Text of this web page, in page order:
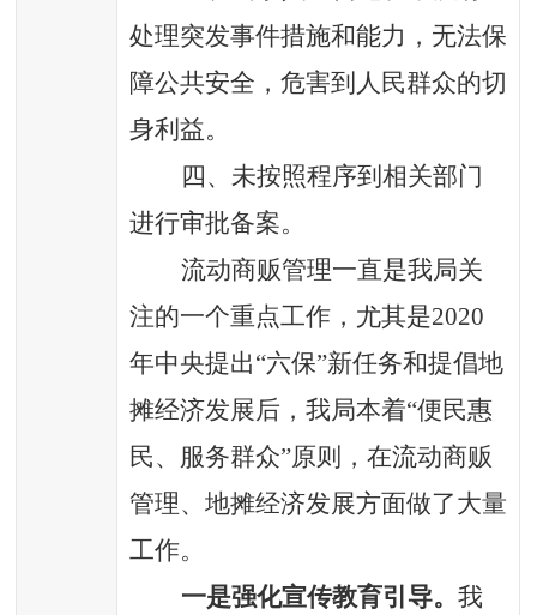
处理突发事件措施和能力，无法保
障公共安全，危害到人民群众的切
身利益。
四、未按照程序到相关部门
进行审批备案。
流动商贩管理一直是我局关
注的一个重点工作，尤其是2020
年中央提出“六保”新任务和提倡地
摊经济发展后，我局本着“便民惠
民、服务群众”原则，在流动商贩
管理、地摊经济发展方面做了大量
工作。
一是强化宣传教育引导。我